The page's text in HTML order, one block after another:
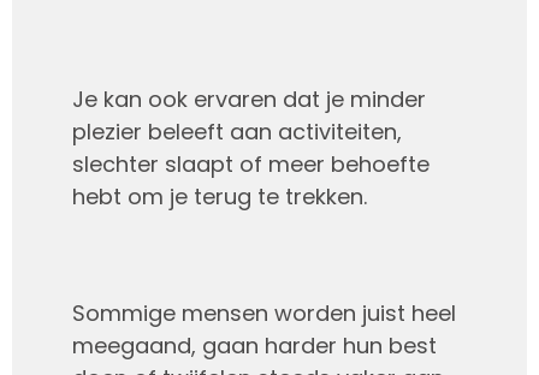
Je kan ook ervaren dat je minder
plezier beleeft aan activiteiten,
slechter slaapt of meer behoefte
hebt om je terug te trekken.
Sommige mensen worden juist heel
meegaand, gaan harder hun best